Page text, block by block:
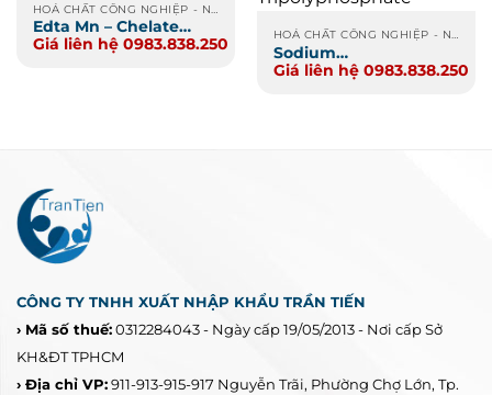
Edta Mn – Chelate
Mangan
Giá liên hệ 0983.838.250
HOÁ CHẤT CÔNG NGHIỆP - NÔNG NGHIỆP - XI MẠ
Sodium
Tripolyphosphate
Giá liên hệ 0983.838.250
CÔNG TY TNHH XUẤT NHẬP KHẨU TRẦN TIẾN
› Mã số thuế:0312284043 - Ngày cấp 19/05/2013 - Nơi cấp Sở
KH&ĐT TPHCM
› Địa chỉ VP:911-913-915-917 Nguyễn Trãi, Phường Chợ Lớn, Tp.